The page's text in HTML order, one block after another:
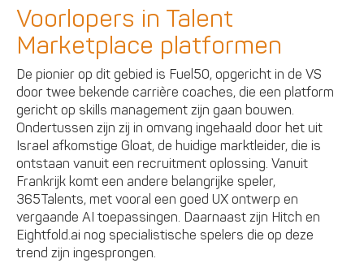
Voorlopers in Talent
Marketplace platformen
De pionier op dit gebied is Fuel50, opgericht in de VS
door twee bekende carrière coaches, die een platform
gericht op skills management zijn gaan bouwen.
Ondertussen zijn zij in omvang ingehaald door het uit
Israel afkomstige Gloat, de huidige marktleider, die is
ontstaan vanuit een recruitment oplossing. Vanuit
Frankrijk komt een andere belangrijke speler,
365Talents, met vooral een goed UX ontwerp en
vergaande AI toepassingen. Daarnaast zijn Hitch en
Eightfold.ai nog specialistische spelers die op deze
trend zijn ingesprongen.